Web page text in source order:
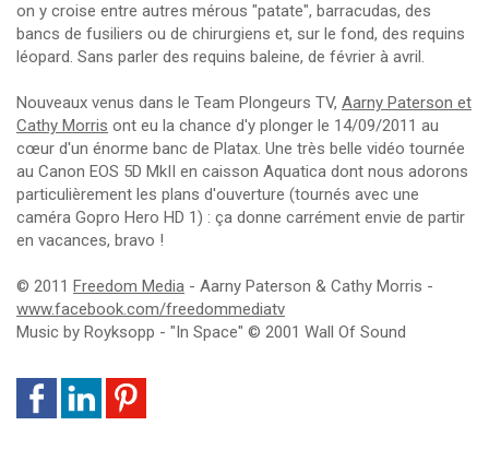
on y croise entre autres mérous "patate", barracudas, des
bancs de fusiliers ou de chirurgiens et, sur le fond, des requins
léopard. Sans parler des requins baleine, de février à avril.
Nouveaux venus dans le Team Plongeurs TV, Aarny Paterson et
Cathy Morris ont eu la chance d'y plonger le 14/09/2011 au
cœur d'un énorme banc de Platax. Une très belle vidéo tournée
au Canon EOS 5D MkII en caisson Aquatica dont nous adorons
particulièrement les plans d'ouverture (tournés avec une
caméra Gopro Hero HD 1) : ça donne carrément envie de partir
en vacances, bravo !
© 2011 Freedom Media - Aarny Paterson & Cathy Morris -
www.facebook.com/freedommediatv
Music by Royksopp - "In Space" © 2001 Wall Of Sound